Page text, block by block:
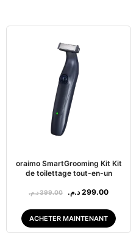
oraimo SmartGrooming Kit Kit
de toilettage tout-en-un
399.00د.م. 299.00 د.م.
ACHETER MAINTENANT